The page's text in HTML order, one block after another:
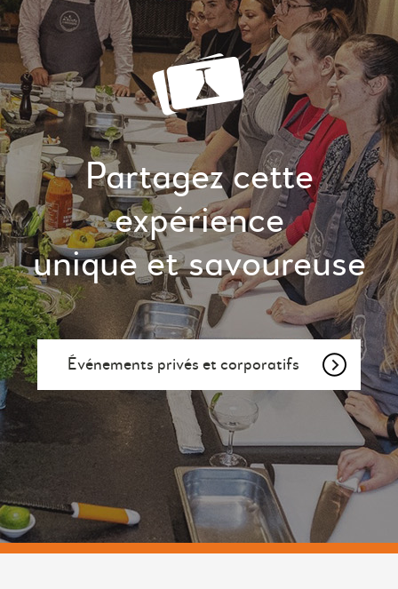
Partagez cette
expérience
unique et savoureuse
Événements privés et corporatifs